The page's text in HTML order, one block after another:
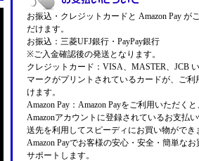
お振込・クレジットカードと Amazon Pay が
だけます。
お振込：三菱UFJ銀行・PayPay銀行
※ご入金確認後の発送となります。
クレジットカード：VISA、MASTER、JCB
マークがプリントされているカードが、ご利
けます。
Amazon Pay：Amazon Payをご利用いただく
Amazonアカウントに登録されているお支払
送先を利用してスピーディにお買い物ができ
Amazon Payでお客様の安心・安全・簡単な
サポートします。